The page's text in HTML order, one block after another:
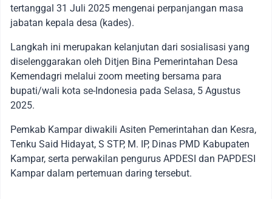
tertanggal 31 Juli 2025 mengenai perpanjangan masa
jabatan kepala desa (kades).
Langkah ini merupakan kelanjutan dari sosialisasi yang
diselenggarakan oleh Ditjen Bina Pemerintahan Desa
Kemendagri melalui zoom meeting bersama para
bupati/wali kota se-Indonesia pada Selasa, 5 Agustus
2025.
Pemkab Kampar diwakili Asiten Pemerintahan dan Kesra,
Tenku Said Hidayat, S STP, M. IP, Dinas PMD Kabupaten
Kampar, serta perwakilan pengurus APDESI dan PAPDESI
Kampar dalam pertemuan daring tersebut.